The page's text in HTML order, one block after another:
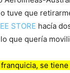
tuve que
STORE hacía
que quería
se